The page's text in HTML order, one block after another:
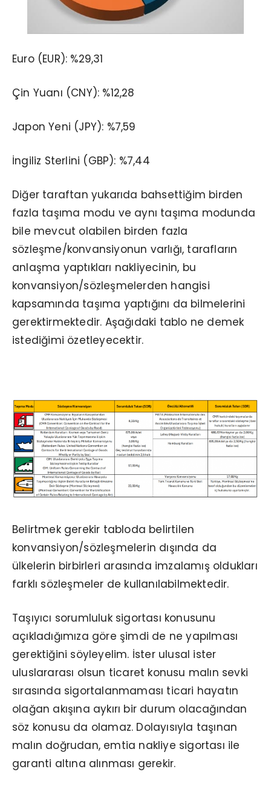
Euro (EUR): %29,31
Çin Yuanı (CNY): %12,28
Japon Yeni (JPY): %7,59
İngiliz Sterlini (GBP): %7,44
Diğer taraftan yukarıda bahsettiğim birden
fazla taşıma modu ve aynı taşıma modunda
bile mevcut olabilen birden fazla
sözleşme/konvansiyonun varlığı, tarafların
anlaşma yaptıkları nakliyecinin, bu
konvansiyon/sözleşmelerden hangisi
kapsamında taşıma yaptığını da bilmelerini
gerektirmektedir. Aşağıdaki tablo ne demek
istediğimi özetleyecektir.
Belirtmek gerekir tabloda belirtilen
konvansiyon/sözleşmelerin dışında da
ülkelerin birbirleri arasında imzalamış oldukları
farklı sözleşmeler de kullanılabilmektedir.
Taşıyıcı sorumluluk sigortası konusunu
açıkladığımıza göre şimdi de ne yapılması
gerektiğini söyleyelim. İster ulusal ister
uluslararası olsun ticaret konusu malın sevki
sırasında sigortalanmaması ticari hayatın
olağan akışına aykırı bir durum olacağından
söz konusu da olamaz. Dolayısıyla taşınan
malın doğrudan, emtia nakliye sigortası ile
garanti altına alınması gerekir.